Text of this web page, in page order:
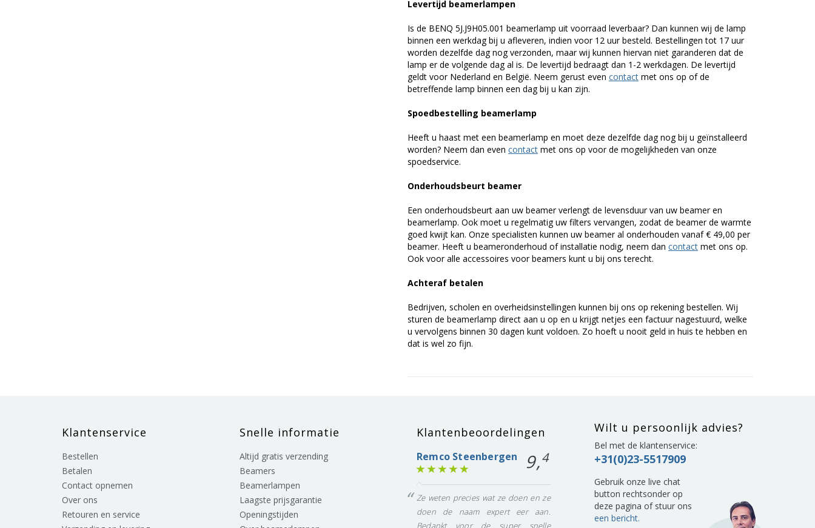
Levertijd beamerlampen
Is de BENQ 5J.J9H05.001 beamerlamp uit voorraad leverbaar? Dan kunnen wij de lamp
binnen een werkdag bij u afleveren, indien voor 12 uur besteld. Bestellingen tot 17 uur
worden dezelfde dag nog verzonden, maar wij kunnen hiervan niet garanderen dat de
lamp er de volgende dag al is. De levertijd bedraagt dan 1-2 werkdagen. De levertijd
geldt voor Nederland en België. Neem gerust even contact met ons op of de
betreffende lamp binnen een dag bij u kan zijn.
Spoedbestelling beamerlamp
Heeft u haast met een beamerlamp en moet deze dezelfde dag nog bij u geïnstalleerd
worden? Neem dan even contact met ons op voor de mogelijkheden van onze
spoedservice.
Onderhoudsbeurt beamer
Een onderhoudsbeurt aan uw beamer verlengt de levensduur van uw beamer en
beamerlamp. Ook moet u regelmatig uw filters vervangen, zodat de beamer de warmte
goed kwijt kan. Onze specialisten kunnen uw beamer al onderhouden vanaf € 49,00 per
beamer. Heeft u beameronderhoud of installatie nodig, neem dan contact met ons op.
Ook voor alle accessoires voor beamers kunt u bij ons terecht.
Achteraf betalen
Bedrijven, scholen en overheidsinstellingen kunnen bij ons op rekening bestellen. Wij
sturen de beamerlamp direct aan u op en u krijgt netjes een factuur nagestuurd, welke
u vervolgens binnen 30 dagen kunt voldoen. Zo hoeft u nooit geld in huis te hebben en
dat is wel zo fijn.
Klantenservice
Bestellen
Betalen
Contact opnemen
Over ons
Retouren en service
Snelle informatie
Altijd gratis verzending
Beamers
Beamerlampen
Laagste prijsgarantie
Openingstijden
Klantenbeoordelingen
Remco Steenbergen 9,4
Ze weten precies wat ze doen en ze
doen de naam expert eer aan.
Bedankt voor de super snelle
Wilt u persoonlijk advies?
Bel met de klantenservice:
+31(0)23-5517909
Gebruik onze live chat
button rechtsonder op
deze pagina of stuur ons
een bericht.